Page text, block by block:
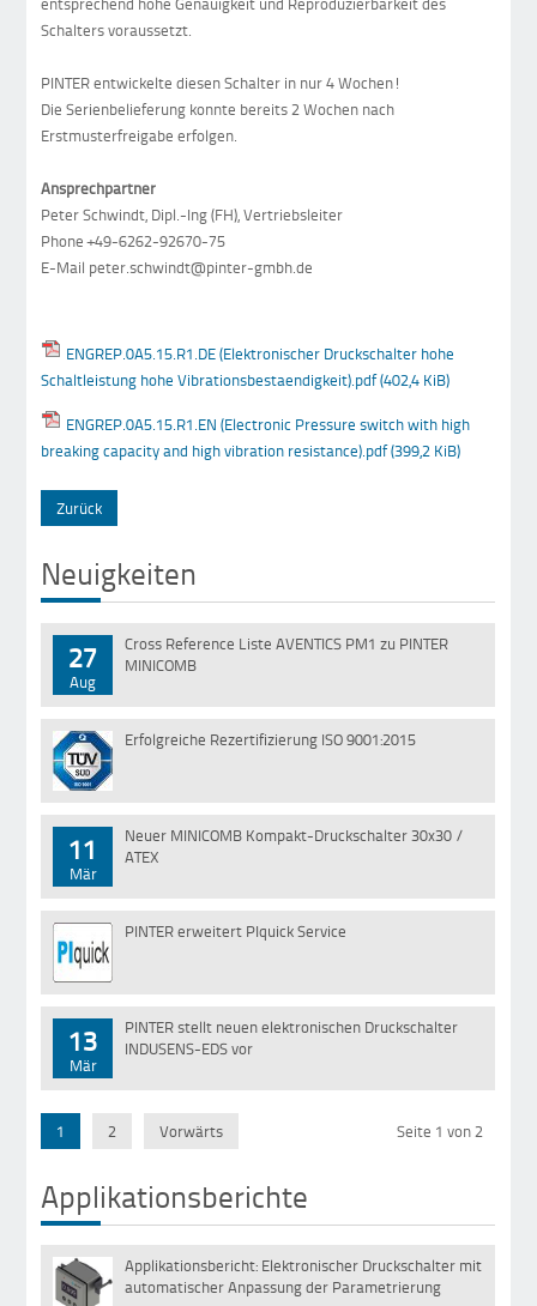
Schalters voraussetzt.
PINTER entwickelte diesen Schalter in nur 4 Wochen!
Die Serienbelieferung konnte bereits 2 Wochen nach
Erstmusterfreigabe erfolgen.
Ansprechpartner
Peter Schwindt, Dipl.-Ing (FH), Vertriebsleiter
Phone +49-6262-92670-75
E-Mail peter.schwindt@pinter-gmbh.de
ENGREP.0A5.15.R1.DE (Elektronischer Druckschalter hohe
Schaltleistung hohe Vibrationsbestaendigkeit).pdf(402,4 KiB)
ENGREP.0A5.15.R1.EN (Electronic Pressure switch with high
breaking capacity and high vibration resistance).pdf(399,2 KiB)
Zurück
Neuigkeiten
27
Aug
Cross Reference Liste AVENTICS PM1 zu PINTER
MINICOMB
22
Mai
Erfolgreiche Rezertifizierung ISO 9001:2015
11
Mär
Neuer MINICOMB Kompakt-Druckschalter 30x30 /
ATEX
01
Aug
PINTER erweitert PIquick Service
13
Mär
PINTER stellt neuen elektronischen Druckschalter
INDUSENS-EDS vor
Seite 1 von 2
1 2 Vorwärts
Applikationsberichte
22
Applikationsbericht: Elektronischer Druckschalter mit
automatischer Anpassung der Parametrierung